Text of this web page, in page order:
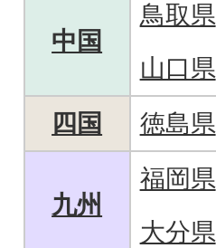
中国
鳥取県
山口県
四国
徳島県
九州
福岡県
大分県